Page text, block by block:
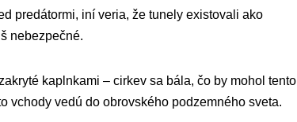
predátormi, iní veria, že tunely existovali ako
nebezpečné.
kaplnkami – cirkev sa bála, čo by mohol tento
vchody vedú do obrovského podzemného sveta.